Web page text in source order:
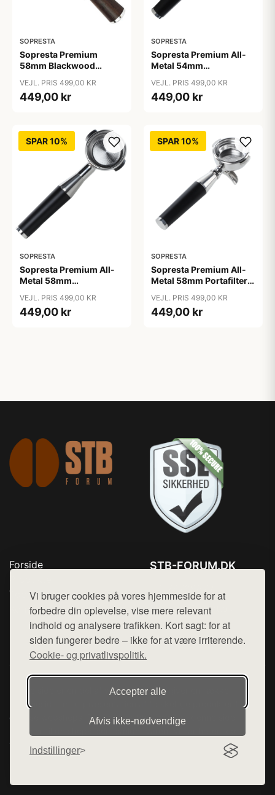
Vi bruger cookies på vores hjemmeside for at
forbedre din oplevelse, vise mere relevant
indhold og analysere trafikken. Kort sagt: for at
siden fungerer bedre – ikke for at være irriterende.
Cookie- og privatlivspolitik.
Accepter alle
Afvis ikke‑nødvendige
Indstillinger
SOPRESTA
Sopresta Premium
58mm Blackwood
Portafilter - 58mm
VEJL. PRIS 499,00 KR
449,00 kr
SOPRESTA
Sopresta Premium All-
Metal 54mm
Portafilter (Passer til
Sage) - 54mm
VEJL. PRIS 499,00 KR
449,00 kr
SPAR 10%
SOPRESTA
Sopresta Premium All-
Metal 58mm
Portafilter - 58mm
VEJL. PRIS 499,00 KR
449,00 kr
SPAR 10%
SOPRESTA
Sopresta Premium All-
Metal 58mm Portafilter -
VEJL. PRIS 499,00 KR
449,00 kr
Forside
Top Rabatter
Kontakt
STB-FORUM.DK
Mail: hej@want.dk
Cookie- og privatlivspolitik
Denne side er en del af want.dk, der udgiver en række
hjemmesider med præsentation af forskellige produkter fra
diverse webshops. Der sælges ikke varer fra denne side - vi
henviser til de shops, som sælger varen. Vi har heller ikke
varerne på lager.